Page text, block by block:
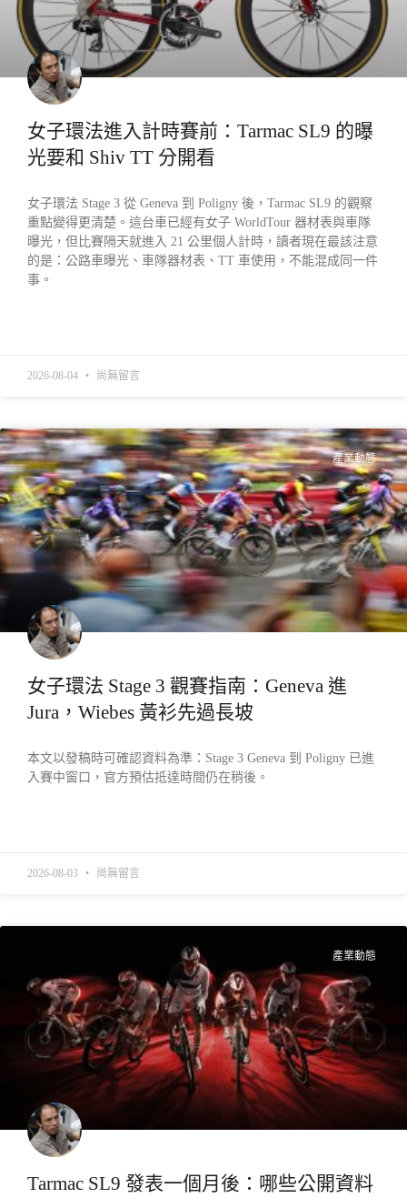
女子環法進入計時賽前：Tarmac SL9 的曝
光要和 Shiv TT 分開看
女子環法 Stage 3 從 Geneva 到 Poligny 後，Tarmac SL9 的觀察
重點變得更清楚。這台車已經有女子 WorldTour 器材表與車隊
曝光，但比賽隔天就進入 21 公里個人計時，讀者現在最該注意
的是：公路車曝光、車隊器材表、TT 車使用，不能混成同一件
事。
2026-08-04 尚無留言
產業動態
女子環法 Stage 3 觀賽指南：Geneva 進
Jura，Wiebes 黃衫先過長坡
本文以發稿時可確認資料為準：Stage 3 Geneva 到 Poligny 已進
入賽中窗口，官方預估抵達時間仍在稍後。
2026-08-03 尚無留言
產業動態
Tarmac SL9 發表一個月後：哪些公開資料